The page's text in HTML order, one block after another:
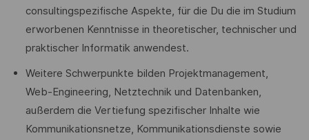
consultingspezifische Aspekte, für die Du die im Studium
erworbenen Kenntnisse in theoretischer, technischer und
praktischer Informatik anwendest.
Weitere Schwerpunkte bilden Projektmanagement,
Web-Engineering, Netztechnik und Datenbanken,
außerdem die Vertiefung spezifischer Inhalte wie
Kommunikationsnetze, Kommunikationsdienste sowie